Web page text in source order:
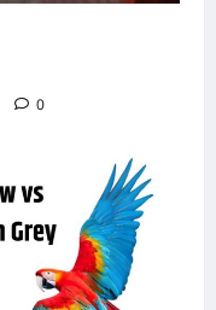
0